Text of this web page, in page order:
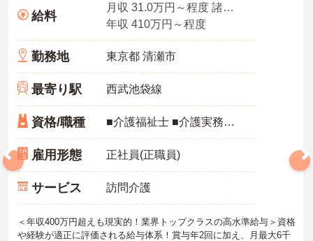
給料
月収 31.0万円～程度 諸手当込み
年収 410万円～程度
勤務地 東京都 清瀬市
最寄り駅 西武池袋線
資格/職種 ■介護福祉士 ■介護実務経験がある方
雇用形態 正社員(正職員)
サービス 訪問介護
＜年収400万円超えも現実的！業界トップクラスの高水準給与＞資格
や経験が適正に評価される給与体系！賞与年2回に加え、月最大6千